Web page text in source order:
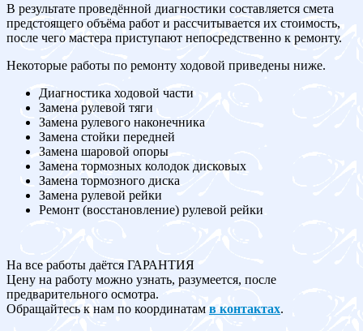
В результате проведённой диагностики составляется смета
предстоящего объёма работ и рассчитывается их стоимость,
после чего мастера приступают непосредственно к ремонту.
Некоторые работы по ремонту ходовой приведены ниже.
Диагностика ходовой части
Замена рулевой тяги
Замена рулевого наконечника
Замена стойки передней
Замена шаровой опоры
Замена тормозных колодок дисковых
Замена тормозного диска
Замена рулевой рейки
Ремонт (восстановление) рулевой рейки
На все работы даётся ГАРАНТИЯ
Цену на работу можно узнать, разумеется, после
предварительного осмотра.
Обращайтесь к нам по координатам в контактах.